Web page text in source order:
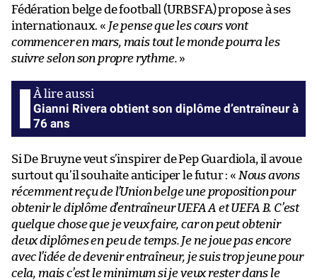
Fédération belge de football (URBSFA) propose à ses
internationaux. « Je pense que les cours vont
commencer en mars, mais tout le monde pourra les
suivre selon son propre rythme. »
Gianni Rivera obtient son diplôme d’entraîneur à
76 ans
Si De Bruyne veut s’inspirer de Pep Guardiola, il avoue
surtout qu’il souhaite anticiper le futur : « Nous avons
récemment reçu de l’Union belge une proposition pour
obtenir le diplôme d’entraîneur UEFA A et UEFA B. C’est
quelque chose que je veux faire, car on peut obtenir
deux diplômes en peu de temps. Je ne joue pas encore
avec l’idée de devenir entraîneur, je suis trop jeune pour
cela, mais c’est le minimum si je veux rester dans le